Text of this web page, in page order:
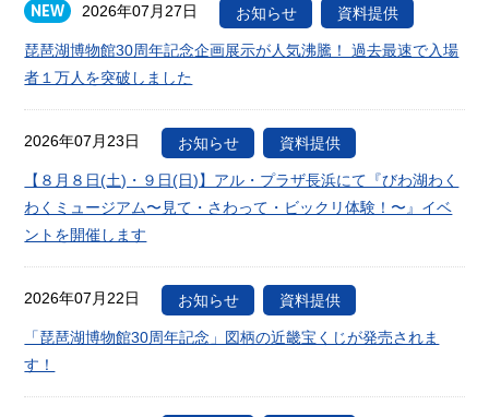
2026年07月27日 お知らせ 資料提供
琵琶湖博物館30周年記念企画展示が人気沸騰！ 過去最速で入場
者１万人を突破しました
2026年07月23日 お知らせ 資料提供
【８月８日(土)・９日(日)】アル・プラザ長浜にて『びわ湖わく
わくミュージアム〜見て・さわって・ビックリ体験！〜』イベ
ントを開催します
2026年07月22日 お知らせ 資料提供
「琵琶湖博物館30周年記念」図柄の近畿宝くじが発売されま
す！